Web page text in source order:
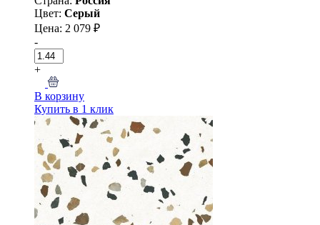
Цвет: Серый
Цена: 2 079 ₽
-
+
В корзину
Купить в 1 клик